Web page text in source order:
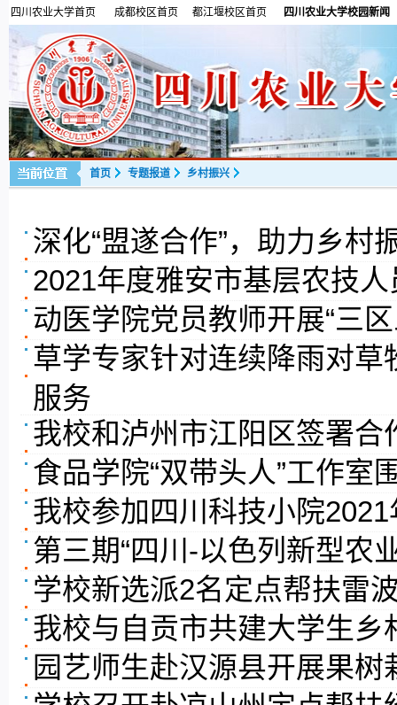
四川农业大学首页 成都校区首页 都江堰校区首页 四川农业大学校园新闻
首页 专题报道 乡村振兴
深化“盟遂合作”，助力乡村
2021年度雅安市基层农技
动医学院党员教师开展“三
草学专家针对连续降雨对
服务
我校和泸州市江阳区签署合
食品学院“双带头人”工作室
我校参加四川科技小院
第三期“四川-以色列新型农
学校新选派2名定点帮扶雷
我校与自贡市共建大学生乡
园艺师生赴汉源县开展果树